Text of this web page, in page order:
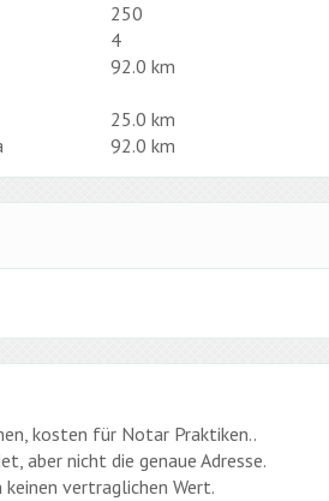
250
4
92.0 km
25.0 km
92.0 km
kosten für Notar Praktiken..
aber nicht die genaue Adresse.
vertraglichen Wert.